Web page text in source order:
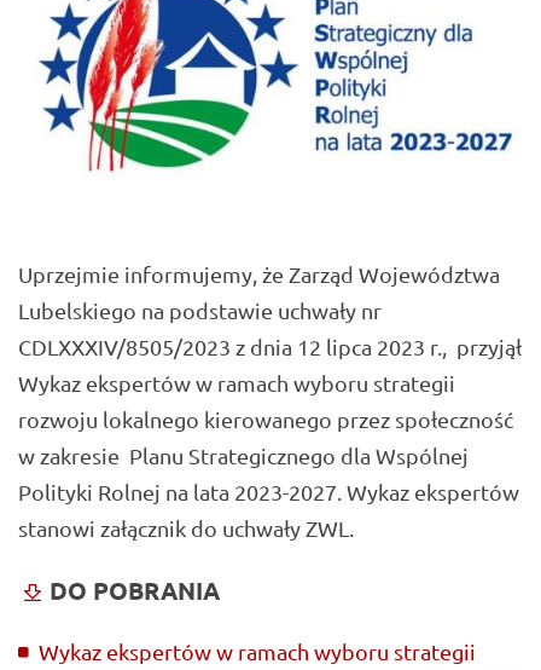
Uprzejmie informujemy, że Zarząd Województwa
Lubelskiego na podstawie uchwały nr
CDLXXXIV/8505/2023 z dnia 12 lipca 2023 r., przyjął
Wykaz ekspertów w ramach wyboru strategii
rozwoju lokalnego kierowanego przez społeczność
w zakresie Planu Strategicznego dla Wspólnej
Polityki Rolnej na lata 2023-2027. Wykaz ekspertów
stanowi załącznik do uchwały ZWL.
DO POBRANIA
Wykaz ekspertów w ramach wyboru strategii